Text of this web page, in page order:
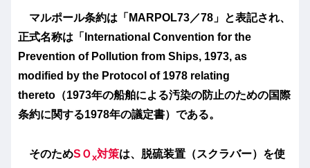
マルポール条約は「MARPOL73／78」と表記され、
正式名称は「International Convention for the
Prevention of Pollution from Ships, 1973, as
modified by the Protocol of 1978 relating
thereto（1973年の船舶による汚染の防止のための国際
条約に関する1978年の議定書）である。
そのためSＯx対策は、脱硫装置（スクラバー）を使